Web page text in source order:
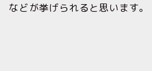
などが挙げられると思います。